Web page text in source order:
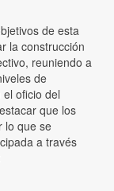
de esta
la construcción
reuniendo a
de
oficio del
que los
lo que se
a través